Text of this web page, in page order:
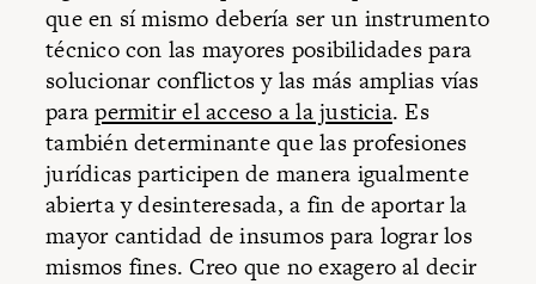
que en sí mismo debería ser un instrumento
técnico con las mayores posibilidades para
solucionar conflictos y las más amplias vías
parapermitir el acceso a la justicia. Es
también determinante que las profesiones
jurídicas participen de manera igualmente
abierta y desinteresada, a fin de aportar la
mayor cantidad de insumos para lograr los
mismos fines. Creo que no exagero al decir